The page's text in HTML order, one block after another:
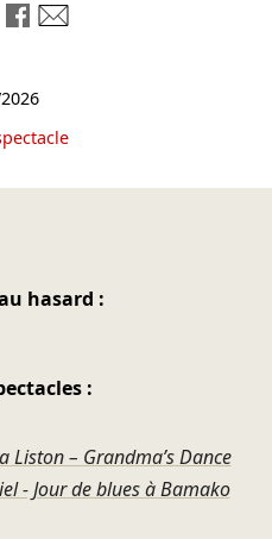
sur LinkedIn
sur Mastodon
Partager sur Bluesky
Partager sur Facebook
hasard :
:
– Grandma’s Dance
- Jour de blues à Bamako